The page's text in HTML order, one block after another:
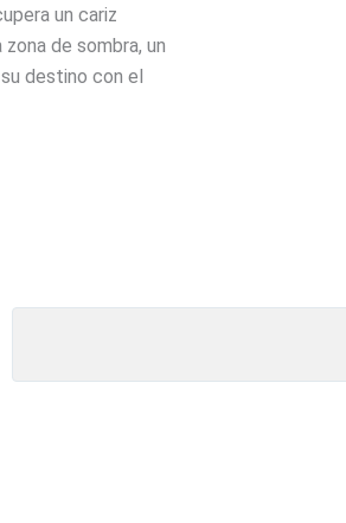
un cariz
de sombra, un
destino con el